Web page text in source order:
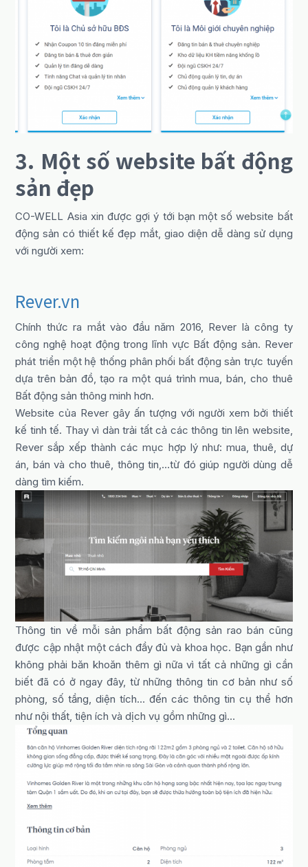
3. Một số website bất động
sản đẹp
CO-WELL Asia xin được gợi ý tới bạn một số website bất
động sản có thiết kế đẹp mắt, giao diện dễ dàng sử dụng
với người xem:
Rever.vn
Chính thức ra mắt vào đầu năm 2016, Rever là công ty
công nghệ hoạt động trong lĩnh vực Bất động sản. Rever
phát triển một hệ thống phân phối bất động sản trực tuyến
dựa trên bản đồ, tạo ra một quá trình mua, bán, cho thuê
Bất động sản thông minh hơn.
Website của Rever gây ấn tượng với người xem bởi thiết
kế tinh tế. Thay vì dàn trải tất cả các thông tin lên website,
Rever sắp xếp thành các mục hợp lý như: mua, thuê, dự
án, bán và cho thuê, thông tin,…từ đó giúp người dùng dễ
dàng tìm kiếm.
Thông tin về mỗi sản phẩm bất động sản rao bán cũng
được cập nhật một cách đầy đủ và khoa học. Bạn gần như
không phải băn khoăn thêm gì nữa vì tất cả những gì cần
biết đã có ở ngay đây, từ những thông tin cơ bản như số
phòng, số tầng, diện tích… đến các thông tin cụ thể hơn
như nội thất, tiện ích và dịch vụ gồm những gì…